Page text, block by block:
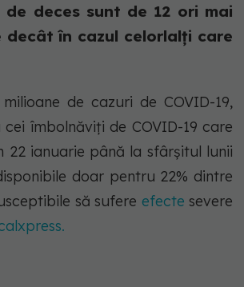
deces sunt de 12 ori mai
decât în ​​cazul celorlalți care
de cazuri de COVID-19,
îmbolnăviți de COVID-19 care
ianuarie până la sfârșitul lunii
doar pentru 22% dintre
să sufere efecte severe